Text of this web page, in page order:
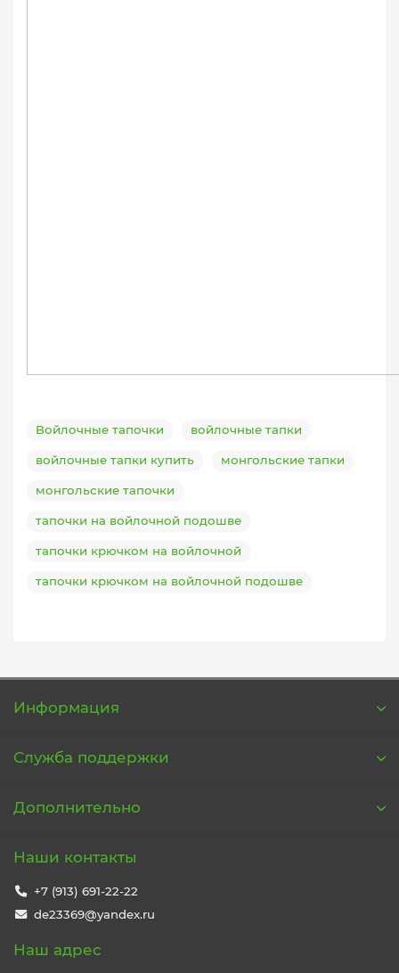
Войлочные тапочки войлочные тапки
войлочные тапки купить монгольские тапки
монгольские тапочки
тапочки на войлочной подошве
тапочки крючком на войлочной
тапочки крючком на войлочной подошве
Информация
Служба поддержки
Дополнительно
Наши контакты
+7 (913) 691-22-22
de23369@yandex.ru
Наш адрес